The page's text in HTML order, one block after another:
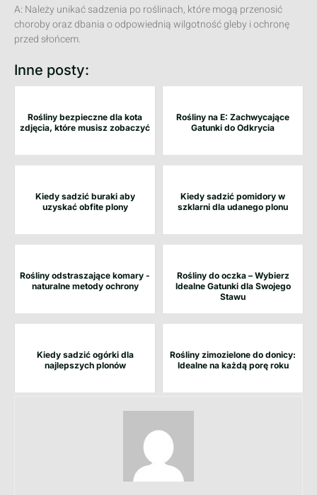
A: Należy unikać sadzenia po roślinach, które mogą przenosić
choroby oraz dbania o odpowiednią wilgotność gleby i ochronę
przed słońcem.
Inne posty:
Rośliny bezpieczne dla kota
zdjęcia, które musisz zobaczyć
Rośliny na E: Zachwycające
Gatunki do Odkrycia
Kiedy sadzić buraki aby
uzyskać obfite plony
Kiedy sadzić pomidory w
szklarni dla udanego plonu
Rośliny odstraszające komary -
naturalne metody ochrony
Rośliny do oczka – Wybierz
Idealne Gatunki dla Swojego
Stawu
Kiedy sadzić ogórki dla
najlepszych plonów
Rośliny zimozielone do donicy:
Idealne na każdą porę roku